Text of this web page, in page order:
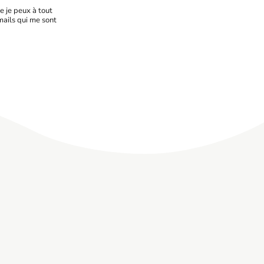
je peux à tout
qui me sont